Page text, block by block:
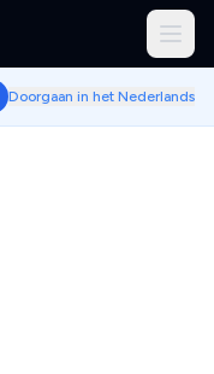
Doorgaan in het Nederlands